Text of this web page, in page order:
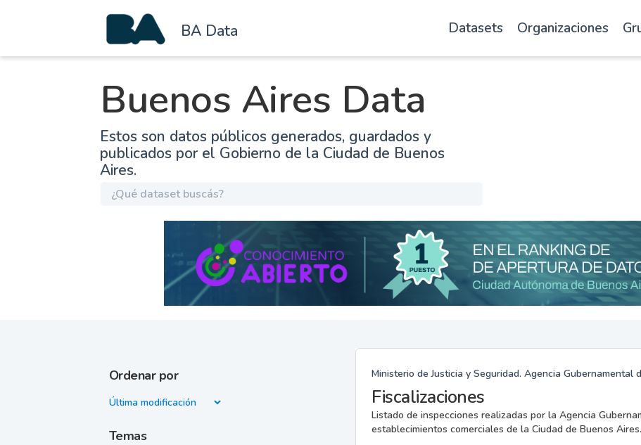
BA Data Datasets Organizaciones
Buenos Aires Data
Estos son datos públicos generados, guardados y
publicados por el Gobierno de la Ciudad de Buenos
Aires.
Ordenar por
Temas
Ministerio de Justicia y Seguridad. Agencia Gubernamental
Fiscalizaciones
Listado de inspecciones realizadas por la Agencia
establecimientos comerciales de la Ciudad de Buenos Aires.